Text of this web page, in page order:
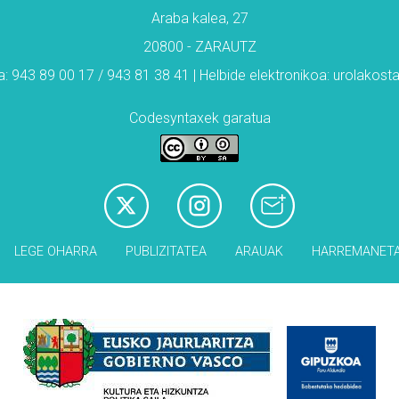
Araba kalea, 27
20800 - ZARAUTZ
943 89 00 17 / 943 81 38 41 | Helbide elektronikoa:
Codesyntaxek garatua
LEGE OHARRA PUBLIZITATEA ARAUAK